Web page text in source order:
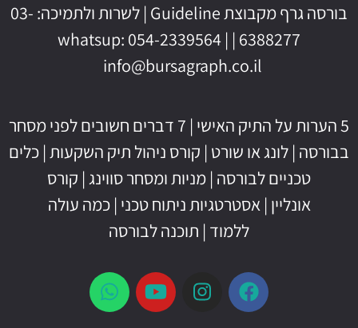
בורסה גרף מקבוצת Guideline | לשרות ולתמיכה: 03-
6388277 | whatsup: 054-2339564 |
info@bursagraph.co.il
5 הערות על התיק האישי |
7 דברים חשובים לפני מסחר
בבורסה | לונג או שורט | קורס ניהול תיק השקעות| כלים
טכניים לבורסה | מניות ומסחר סווינג| קורס
אונליין |אסטרטגיות ניתוח טכני |כמה עולה
ללמוד | תוכנה לבורסה